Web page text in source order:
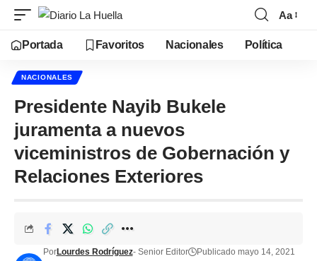
Aa
Portada Favoritos Nacionales Política
NACIONALES
Presidente Nayib Bukele
juramenta a nuevos
viceministros de Gobernación y
Relaciones Exteriores
PorLourdes Rodríguez- Senior Editor
Publicado mayo 14, 2021